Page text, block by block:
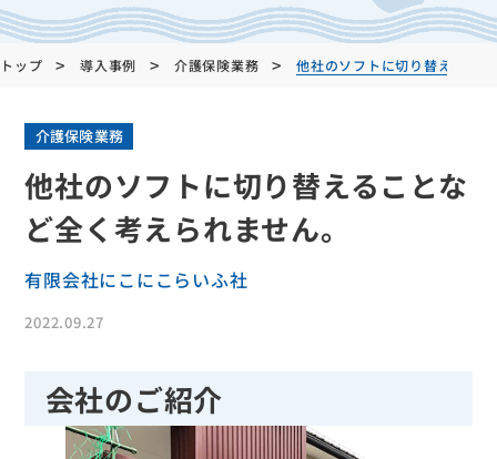
トップ > 導入事例 > 介護保険業務 > 他社のソフトに切り替えるこ
介護保険業務
他社のソフトに切り替えることな
ど全く考えられません。
有限会社にこにこらいふ社
2022.09.27
会社のご紹介